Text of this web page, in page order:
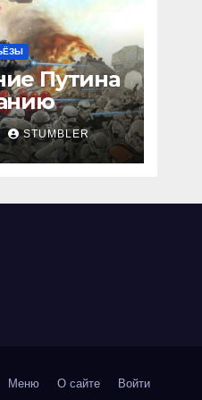
Путина
STUMBLER
Меню О сайте Войти